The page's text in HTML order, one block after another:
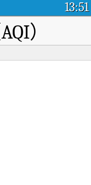
13:51
）